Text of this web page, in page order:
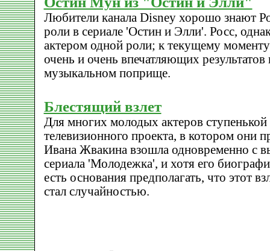
Любители канала Disney хорошо знают
роли в сериале 'Остин и Элли'. Росс,
актером одной роли; к текущему
очень и очень впечатляющих результатов
музыкальном поприще.
Блестящий взлет
Для многих молодых актеров ступенькой
телевизионного проекта, в котором они
Ивана Жвакина взошла одновременно с
сериала 'Молодежка', и хотя его
есть основания предполагать, что этот
стал случайностью.